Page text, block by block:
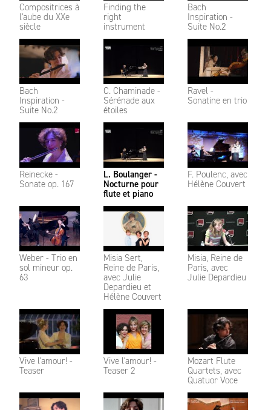
Compositrices à
l'aube du XXe
siècle
Finding the
right
instrument
Bach
Inspiration -
Suite No.2
Bach
Inspiration -
Suite No.2
C. Chaminade -
Sérénade aux
étoiles
Ravel -
Sonatine en trio
Reinecke -
Sonate op. 167
L. Boulanger -
Nocturne pour
flute et piano
F. Poulenc, avec
Hélène Couvert
Weber - Trio en
sol mineur op.
63
Misia Sert,
Reine de Paris,
avec Julie
Depardieu et
Hélène Couvert
Misia, Reine de
Paris, avec
Julie Depardieu
Vive l'amour! -
Teaser
Vive l'amour! -
Teaser 2
Mozart Flute
Quartets, avec
Quatuor Voce